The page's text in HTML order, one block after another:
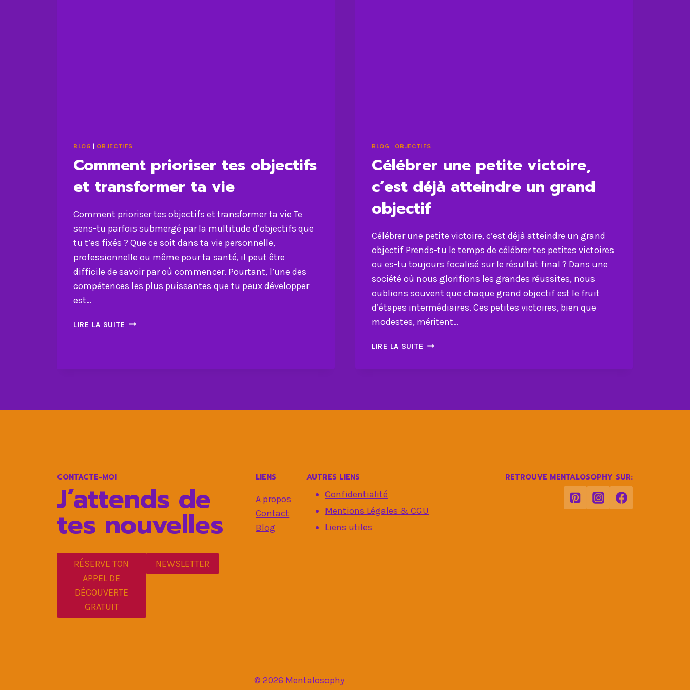
BLOG | OBJECTIFS
Comment prioriser tes objectifs
et transformer ta vie
Comment prioriser tes objectifs et transformer ta vie Te
sens-tu parfois submergé par la multitude d’objectifs que
tu t’es fixés ? Que ce soit dans ta vie personnelle,
professionnelle ou même pour ta santé, il peut être
difficile de savoir par où commencer. Pourtant, l’une des
compétences les plus puissantes que tu peux développer
est…
LIRE LA SUITE COMMENT
BLOG | OBJECTIFS
Célébrer une petite victoire,
c’est déjà atteindre un grand
objectif
Célébrer une petite victoire, c’est déjà atteindre un grand
objectif Prends-tu le temps de célébrer tes petites victoires
ou es-tu toujours focalisé sur le résultat final ? Dans une
société où nous glorifions les grandes réussites, nous
oublions souvent que chaque grand objectif est le fruit
d’étapes intermédiaires. Ces petites victoires, bien que
modestes, méritent…
LIRE LA SUITE CÉLÉBRER
CONTACTE-MOI
J’attends de
tes nouvelles
RÉSERVE TON
APPEL DE
DÉCOUVERTE
GRATUIT
NEWSLETTER
LIENS
A propos
Contact
Blog
AUTRES LIENS
Confidentialité
Mentions Légales & CGU
Liens utiles
RETROUVE MENTALOSOPHY SUR:
© 2026 Mentalosophy